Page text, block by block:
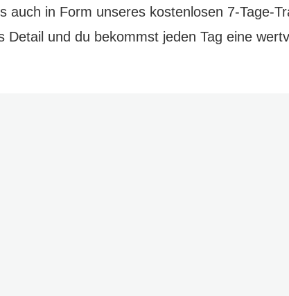
auch in Form unseres kostenlosen 7-Tage-
Detail und du bekommst jeden Tag eine